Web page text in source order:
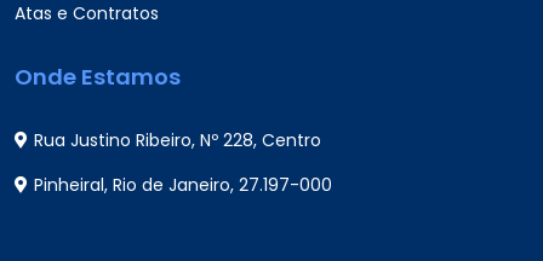
Atas e Contratos
Onde Estamos
Rua Justino Ribeiro, Nº 228, Centro
Pinheiral, Rio de Janeiro, 27.197-000